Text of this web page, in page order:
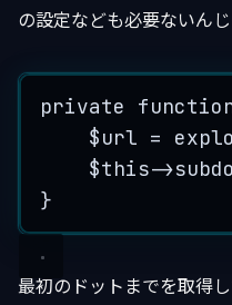
の設定なども必要ないん
private
$url =
$this->
}
最初のドットまでを取得